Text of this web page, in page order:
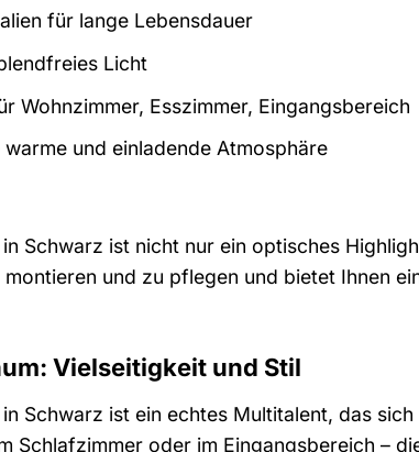
für lange Lebensdauer
Licht
Wohnzimmer, Esszimmer, Eingangsbereich
warme und einladende Atmosphäre
in Schwarz ist nicht nur ein optisches
und zu pflegen und bietet Ihnen
Vielseitigkeit und Stil
Schwarz ist ein echtes Multitalent, das
Schlafzimmer oder im Eingangsbereich –